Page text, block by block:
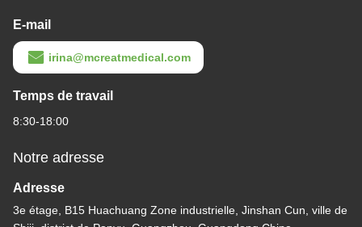
E-mail
irina@mcreatmedical.com
Temps de travail
8:30-18:00
Notre adresse
Adresse
3e étage, B15 Huachuang Zone industrielle, Jinshan Cun, ville de